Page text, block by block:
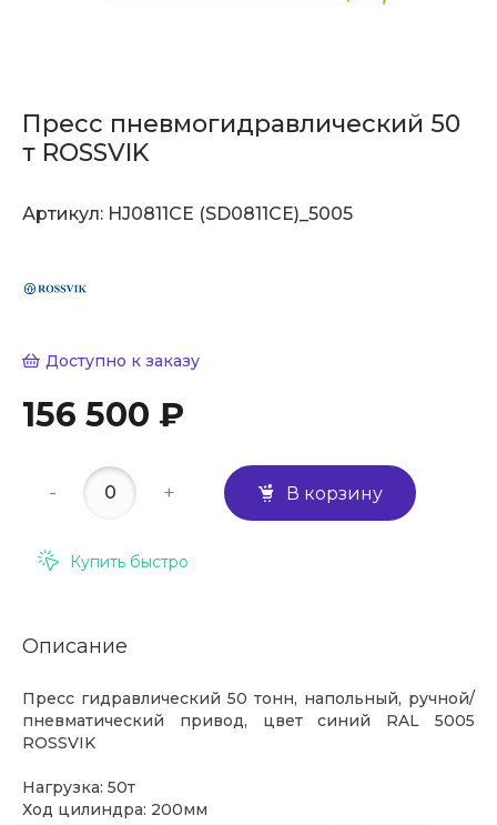
Пресс пневмогидравлический 50
т ROSSVIK
Артикул: HJ0811CE (SD0811CE)_5005
Доступно к заказу
156 500 ₽
- + В корзину
Купить быстро
Описание
Пресс гидравлический 50 тонн, напольный, ручной/
пневматический привод, цвет синий RAL 5005
ROSSVIK
Нагрузка: 50т
Ход цилиндра: 200мм